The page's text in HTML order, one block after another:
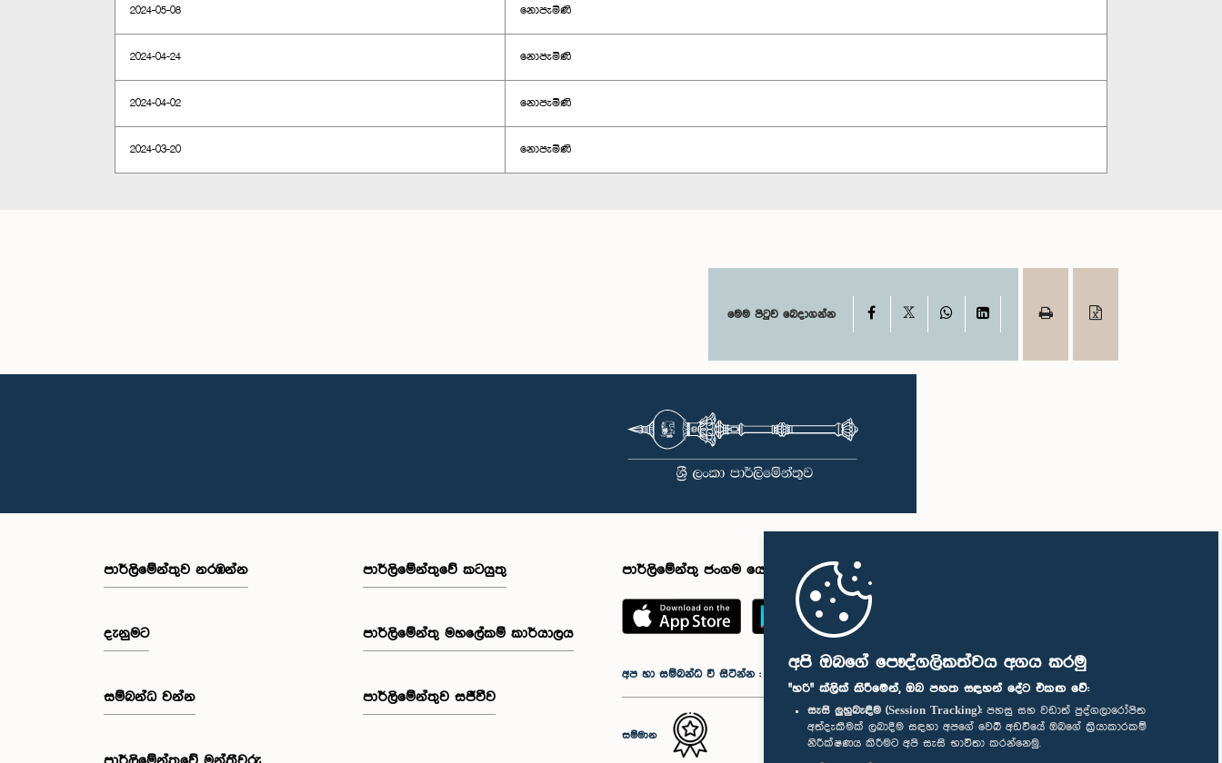
අපි ඔබගේ පෞද්ගලිකත්වය අගය කරමු
"හරි" ක්ලික් කිරීමෙන්, ඔබ පහත සඳහන් දේට එකඟ වේ:
සැසි ලුහුබැඳීම (Session Tracking): පහසු සහ වඩාත් පුද්ගලාරෝපිත
අත්දැකීමක් ලබාදීම සඳහා අපගේ වෙබ් අඩවියේ ඔබගේ ක්‍රියාකාරකම්
නිරීක්ෂණය කිරීමට අපි සැසි භාවිතා කරන්නෙමු.
2024-05-08 නොපැමිණි
2024-04-24 නොපැමිණි
2024-04-02 නොපැමිණි
2024-03-20 නොපැමිණි
මෙම පිටුව බෙදාගන්න Facebook WhatsAppLinkedIn
පාර්ලි‌මේන්තුව නරඹන්න
දැනුමට
සම්බන්ධ වන්න
පාර්ලිමේන්තුවේ කටයුතු
පාර්ලිමේන්තු මහලේකම් කාර්යාලය
පාර්ලිමේන්තුව සජීවීව
පාර්ලිමේන්තු ජංගම යෙදුම
අප හා සම්බන්ධ වී සිටින්න :
සම්මාන